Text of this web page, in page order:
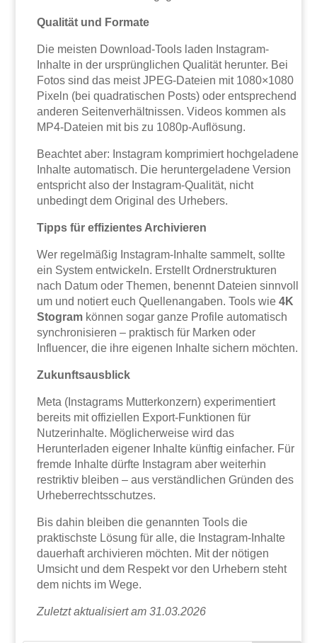
Qualität und Formate
Die meisten Download-Tools laden Instagram-
Inhalte in der ursprünglichen Qualität herunter. Bei
Fotos sind das meist JPEG-Dateien mit 1080×1080
Pixeln (bei quadratischen Posts) oder entsprechend
anderen Seitenverhältnissen. Videos kommen als
MP4-Dateien mit bis zu 1080p-Auflösung.
Beachtet aber: Instagram komprimiert hochgeladene
Inhalte automatisch. Die heruntergeladene Version
entspricht also der Instagram-Qualität, nicht
unbedingt dem Original des Urhebers.
Tipps für effizientes Archivieren
Wer regelmäßig Instagram-Inhalte sammelt, sollte
ein System entwickeln. Erstellt Ordnerstrukturen
nach Datum oder Themen, benennt Dateien sinnvoll
um und notiert euch Quellenangaben. Tools wie4K
Stogram können sogar ganze Profile automatisch
synchronisieren – praktisch für Marken oder
Influencer, die ihre eigenen Inhalte sichern möchten.
Zukunftsausblick
Meta (Instagrams Mutterkonzern) experimentiert
bereits mit offiziellen Export-Funktionen für
Nutzerinhalte. Möglicherweise wird das
Herunterladen eigener Inhalte künftig einfacher. Für
fremde Inhalte dürfte Instagram aber weiterhin
restriktiv bleiben – aus verständlichen Gründen des
Urheberrechtsschutzes.
Bis dahin bleiben die genannten Tools die
praktischste Lösung für alle, die Instagram-Inhalte
dauerhaft archivieren möchten. Mit der nötigen
Umsicht und dem Respekt vor den Urhebern steht
dem nichts im Wege.
Zuletzt aktualisiert am 31.03.2026